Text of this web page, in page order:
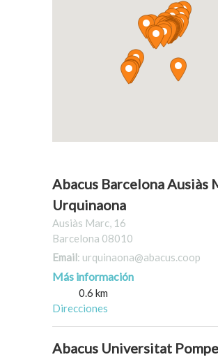
Abacus Barcelona Ausiàs
Urquinaona
Ausiàs Marc, 16
Barcelona 08010
Email: urquinaona@abacus.coop
Más información
0.6 km
Direcciones
Abacus Universitat